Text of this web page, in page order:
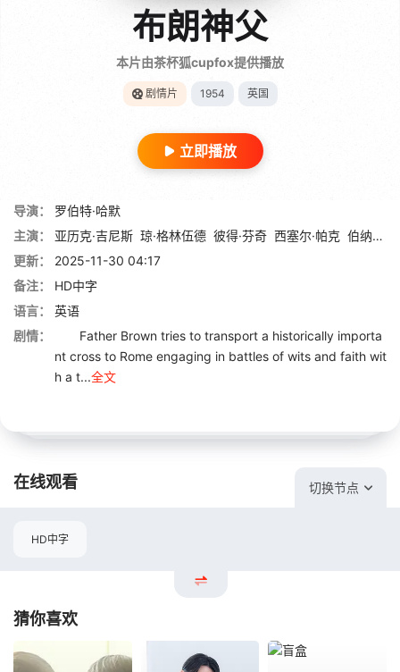
布朗神父
本片由茶杯狐cupfox提供播放
剧情片 1954 英国
立即播放
导演：
罗伯特·哈默
主演：
亚历克·吉尼斯 琼·格林伍德 彼得·芬奇 西塞尔·帕克 伯纳德·李
更新：
2025-11-30 04:17
备注：
HD中字
语言：
英语
剧情：
Father Brown tries to transport a historically importa
nt cross to Rome engaging in battles of wits and faith wit
h a t...全文
在线观看 切换节点
HD中字
猜你喜欢